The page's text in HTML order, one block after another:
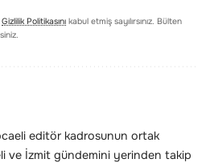
Gizlilik Politikasını kabul etmiş sayılırsınız. Bülten
editör kadrosunun ortak
ve İzmit gündemini yerinden takip